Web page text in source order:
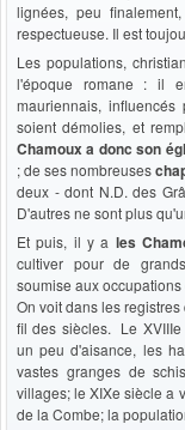
lignées, peu
respectueuse. Il est
Les populations,
l'époque romane : il
mauriennais,
soient démolies, et
Chamoux a donc son
; de ses nombreuses
deux - dont N.D. des
D'autres ne sont plus
Et puis, il y a les
cultiver pour de
soumise aux
On voit dans les
fil des siècles. Le
un peu d'aisance, les
vastes granges de
villages; le XIXe siècle a
de la Combe; la